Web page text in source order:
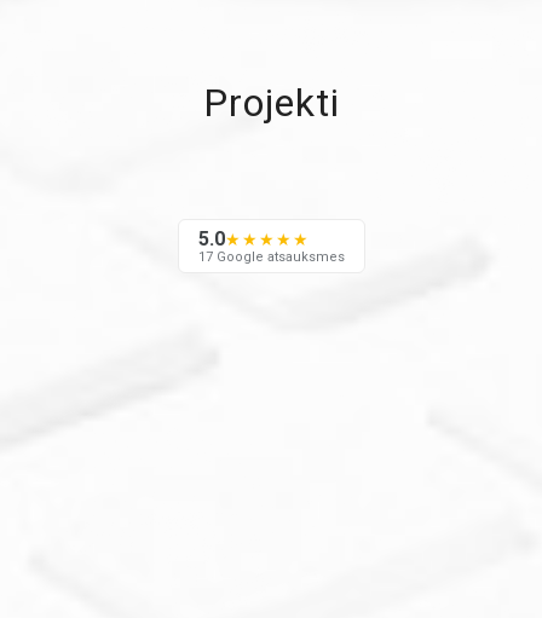
Projekti
5.0★★★★★
17 Google atsauksmes